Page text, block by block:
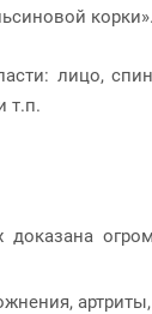
корки».
лицо,
т.п.
доказана